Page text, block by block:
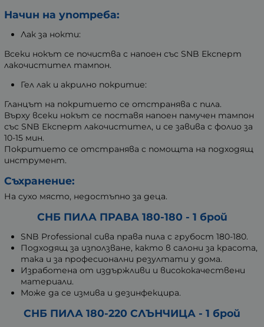
Начин на употреба:
Лак за нокти:
Всеки нокът се почиства с напоен със SNB Експерт
лакочистител тампон.
Гел лак и акрилно покритие:
Гланцът на покритието се отстранява с пила.
Върху всеки нокът се поставя напоен памучен тампон
със SNB Експерт лакочистител, и се завива с фолио за
10-15 мин.
Покритието се отстранява с помощта на подходящ
инструмент.
Съхранение:
На сухо място, недостъпно за деца.
СНБ ПИЛА ПРАВА 180-180 - 1 брой
SNB Professional сива права пила с грубост 180-180.
Подходящ за използване, както в салони за красота,
така и за професионални резултати у дома.
Изработена от издържливи и висококачествени
материали.
Може да се измива и дезинфекцира.
СНБ ПИЛА 180-220 СЛЪНЧИЦА - 1 брой